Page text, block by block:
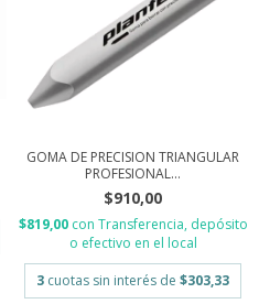
GOMA DE PRECISION TRIANGULAR
PROFESIONAL...
$910,00
$819,00 con Transferencia, depósito
o efectivo en el local
3 cuotas sin interés de $303,33